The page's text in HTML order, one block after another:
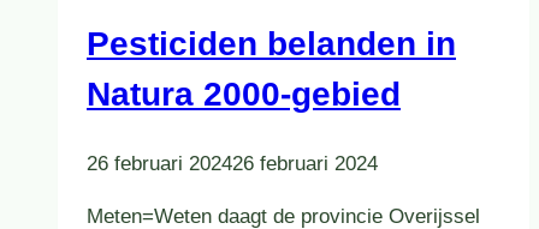
Pesticiden belanden in
Natura 2000-gebied
26 februari 202426 februari 2024
Meten=Weten daagt de provincie Overijssel